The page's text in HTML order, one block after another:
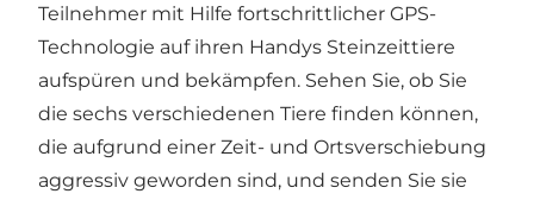
Teilnehmer mit Hilfe fortschrittlicher GPS-
Technologie auf ihren Handys Steinzeittiere
aufspüren und bekämpfen. Sehen Sie, ob Sie
die sechs verschiedenen Tiere finden können,
die aufgrund einer Zeit- und Ortsverschiebung
aggressiv geworden sind, und senden Sie sie